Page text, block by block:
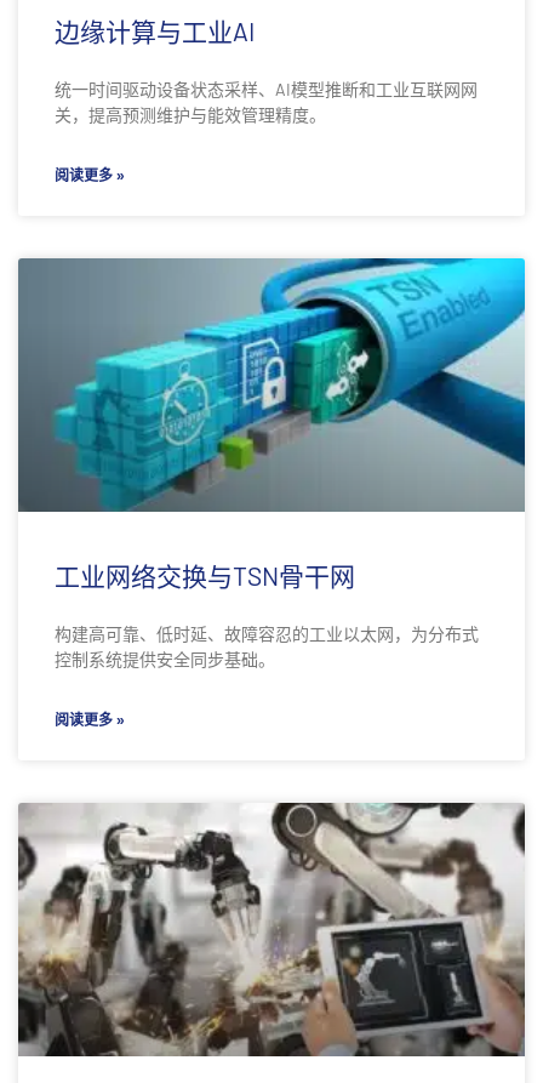
边缘计算与工业AI
统一时间驱动设备状态采样、AI模型推断和工业互联网网
关，提高预测维护与能效管理精度。
阅读更多 »
工业网络交换与TSN骨干网
构建高可靠、低时延、故障容忍的工业以太网，为分布式
控制系统提供安全同步基础。
阅读更多 »